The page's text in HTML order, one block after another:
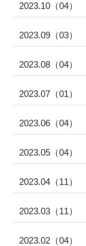
2023.10（04）
2023.09（03）
2023.08（04）
2023.07（01）
2023.06（04）
2023.05（04）
2023.04（11）
2023.03（11）
2023.02（04）